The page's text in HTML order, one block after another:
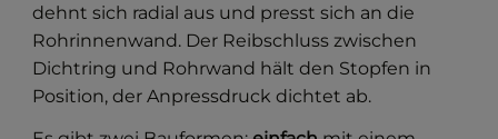
dehnt sich radial aus und presst sich an die
Rohrinnenwand. Der Reibschluss zwischen
Dichtring und Rohrwand hält den Stopfen in
Position, der Anpressdruck dichtet ab.